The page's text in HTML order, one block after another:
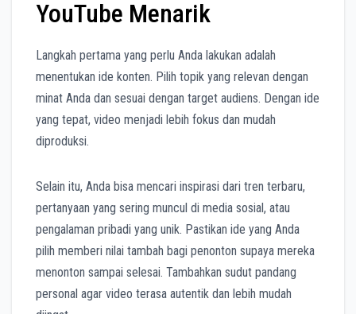
YouTube Menarik
Langkah pertama yang perlu Anda lakukan adalah
menentukan ide konten. Pilih topik yang relevan dengan
minat Anda dan sesuai dengan target audiens. Dengan ide
yang tepat, video menjadi lebih fokus dan mudah
diproduksi.
Selain itu, Anda bisa mencari inspirasi dari tren terbaru,
pertanyaan yang sering muncul di media sosial, atau
pengalaman pribadi yang unik. Pastikan ide yang Anda
pilih memberi nilai tambah bagi penonton supaya mereka
menonton sampai selesai. Tambahkan sudut pandang
personal agar video terasa autentik dan lebih mudah